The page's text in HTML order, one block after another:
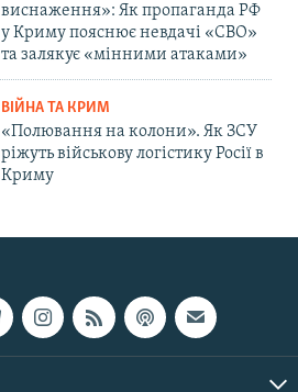
виснаження»: Як пропаганда РФ
у Криму пояснює невдачі «СВО»
та залякує «мінними атаками»
ВІЙНА ТА КРИМ
«Полювання на колони». Як ЗСУ
ріжуть військову логістику Росії в
Криму